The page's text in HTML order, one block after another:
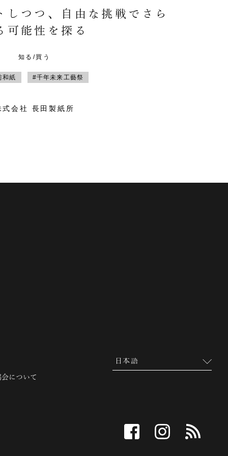
しつつ、自由な挑戦でさら
可能性を探る
知る/買う
和紙 #千年未来工藝祭
式会社 長田製紙所
について
facebook instagram